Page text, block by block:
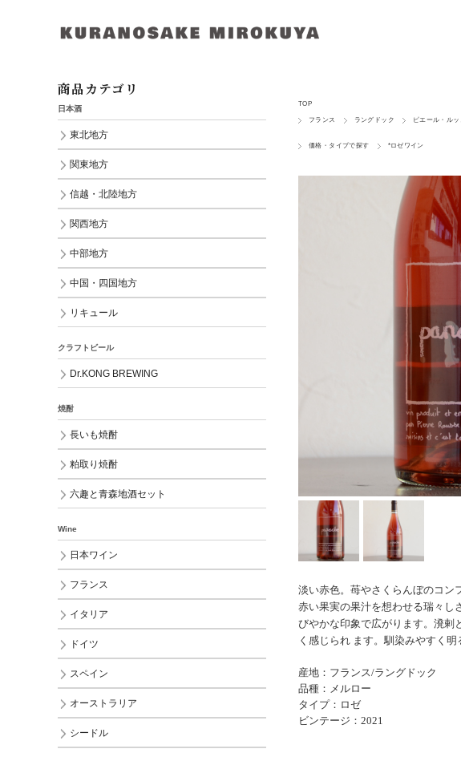
TOP
フランス ラングドック ピエール・ルッ
価格・タイプで探す *ロゼワイン
淡い赤色。苺やさくらんぼのコン
赤い果実の果汁を想わせる瑞々し
びやかな印象で広がります。溌剌
く感じられ ます。馴染みやすく
産地：フランス/ラングドック
品種：メルロー
タイプ：ロゼ
ビンテージ：2021
商品カテゴリ
日本酒
東北地方
関東地方
信越・北陸地方
関西地方
中部地方
中国・四国地方
リキュール
クラフトビール
Dr.KONG BREWING
焼酎
長いも焼酎
粕取り焼酎
六趣と青森地酒セット
Wine
日本ワイン
フランス
イタリア
ドイツ
スペイン
オーストラリア
シードル